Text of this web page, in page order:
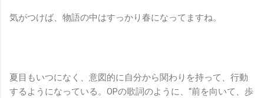
気がつけば、物語の中はすっかり春になってますね。
夏目もいつになく、意図的に自分から関わりを持って、行動
するようになっている。OPの歌詞のように、“前を向いて、歩